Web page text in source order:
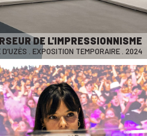
DE L'IMPRESSIONNISME
. EXPOSITION TEMPORAIRE . 2024